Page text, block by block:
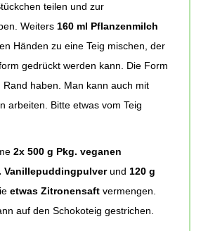
teilen und zur
Weiters 160 ml Pflanzenmilch
Händen zu eine Teig mischen, der
gedrückt werden kann. Die Form
haben. Man kann auch mit
arbeiten. Bitte etwas vom Teig
2x 500 g Pkg. veganen
Vanillepuddingpulverund 120 g
etwas Zitronensaft vermengen.
auf den Schokoteig gestrichen.